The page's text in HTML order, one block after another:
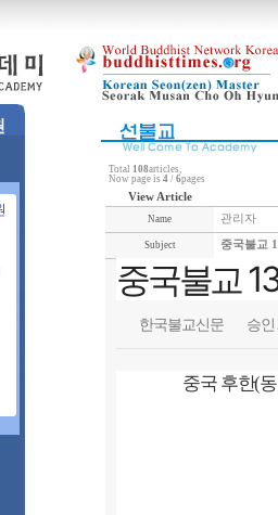
Total 108articles,
Now page is 4 / 6pages
View Article
Name 관리자
Subject 중국불교
중국불교
한국불교신문 승인
중국 후한(